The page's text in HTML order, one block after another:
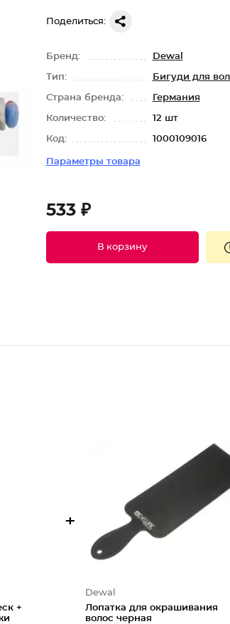
Поделиться:
Бренд: Dewal
Тип: Бигуди для
Страна бренда: Германия
Количество: 12 шт
Код: 1000109016
Параметры товара
533 ₽
В корзину
+
+
Dewal
Лопатка для окрашивания
волос черная